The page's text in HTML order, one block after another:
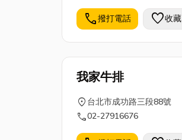
call撥打電話 favorite收藏
我家牛排
location_on 台北市成功路三段88號
call02-27916676